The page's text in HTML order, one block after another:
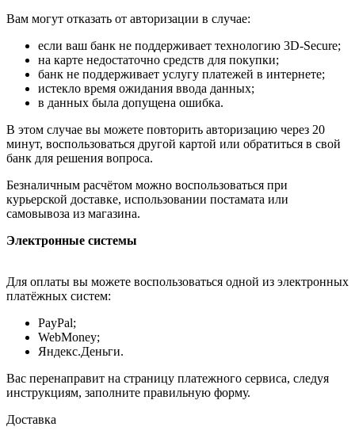
Вам могут отказать от авторизации в случае:
если ваш банк не поддерживает технологию 3D-Secure;
на карте недостаточно средств для покупки;
банк не поддерживает услугу платежей в интернете;
истекло время ожидания ввода данных;
в данных была допущена ошибка.
В этом случае вы можете повторить авторизацию через 20
минут, воспользоваться другой картой или обратиться в свой
банк для решения вопроса.
Безналичным расчётом можно воспользоваться при
курьерской доставке, использовании постамата или
самовывоза из магазина.
Электронные системы
Для оплаты вы можете воспользоваться одной из электронных
платёжных систем:
PayPal;
WebMoney;
Яндекс.Деньги.
Вас перенаправит на страницу платежного сервиса, следуя
инструкциям, заполните правильную форму.
Доставка